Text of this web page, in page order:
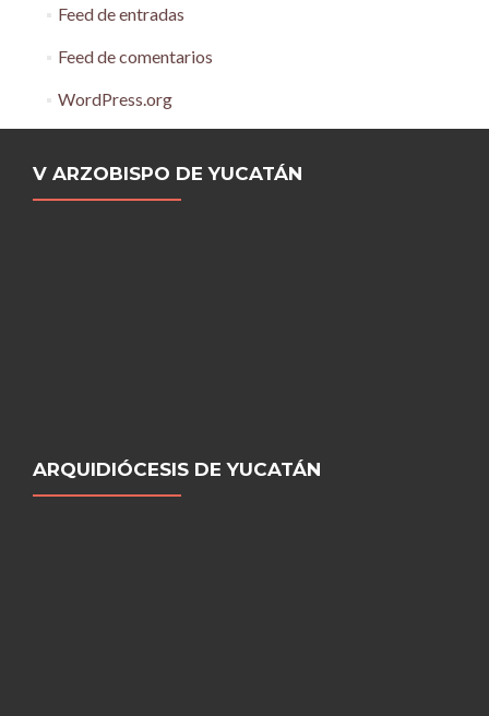
Feed de entradas
Feed de comentarios
WordPress.org
V ARZOBISPO DE YUCATÁN
ARQUIDIÓCESIS DE YUCATÁN